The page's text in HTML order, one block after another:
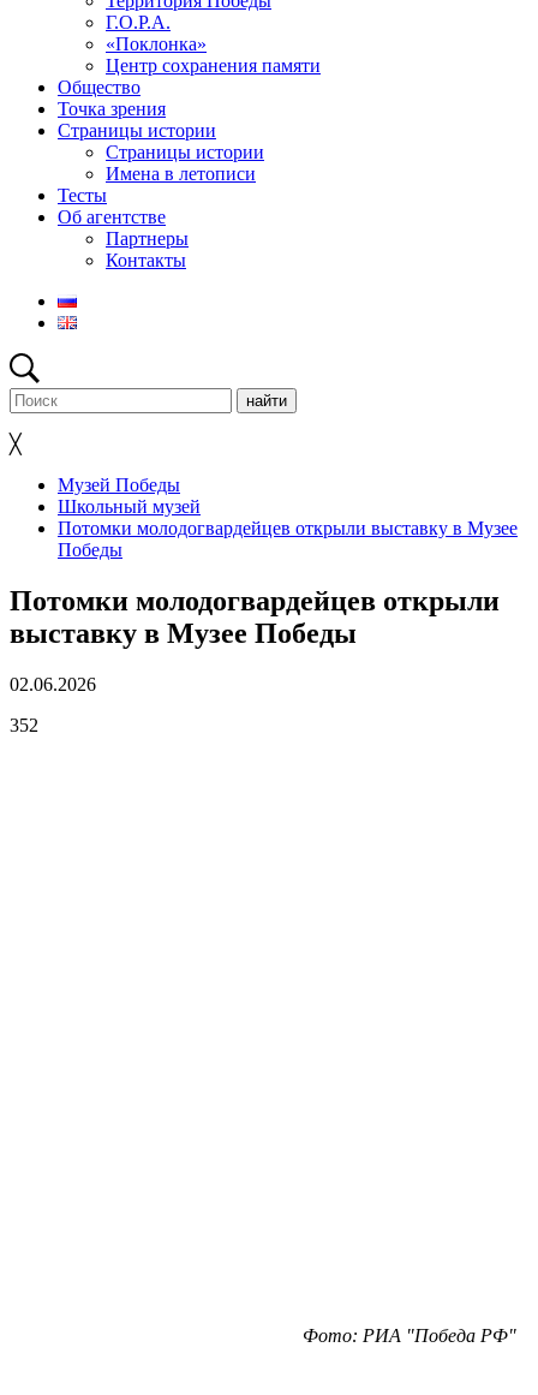
Г.О.Р.А.
«Поклонка»
Центр сохранения памяти
Общество
Точка зрения
Страницы истории
Страницы истории
Имена в летописи
Тесты
Об агентстве
Партнеры
Контакты
╳
Музей Победы
Школьный музей
Потомки молодогвардейцев открыли выставку в Музее
Победы
Потомки молодогвардейцев открыли
выставку в Музее Победы
02.06.2026
352
Фото: РИА "Победа РФ"